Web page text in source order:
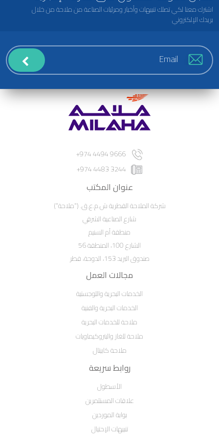
اشترك معنا لكي تصلك تنبيهات وأخبار ومرئيات الصناعة من ملاحة من خلال
بريدك الإلكتروني
9666 4494 974+
3244 4483 974+
عنوان المكتب
شركة الملاحة القطرية ش.م.ع.ق. ("ملاحة")
شارع الصناعية الشرقي
منطقة أم السنيم
الشارع 100، المنطقة 56
صندوق البريد 153، الدوحة، قطر
مجالات العمل
الخدمات البحرية واللوجستية
الخدمات البحرية والفنية
ملاحة للخدمات البحرية
ملاحة للغاز والبتروكيماويات
ملاحة كابيتال
روابط سريعة
الأسطول
علاقات المستثمرين
بوابة الموردين
تنبيهات الإحتيال